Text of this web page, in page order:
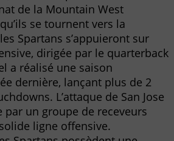
de la Mountain West
se tournent vers la
Spartans s’appuieront sur
dirigée par le quarterback
a réalisé une saison
dernière, lançant plus de 2
L’attaque de San Jose
par un groupe de receveurs
ligne offensive.